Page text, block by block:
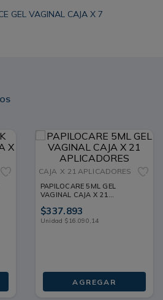
GEL VAGINAL CAJA X 7
CAJA X 21 APLICADORES
PAPILOCARE 5ML GEL
VAGINAL CAJA X 21
$337.893
Unidad $16.090,14
AGREGAR